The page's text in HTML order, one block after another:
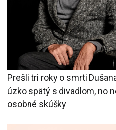
Prešli tri roky o smrti
úzko spätý s divadlom, no
osobné skúšky